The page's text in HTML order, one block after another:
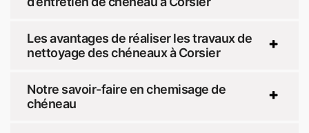
Les avantages de réaliser les travaux de
nettoyage des chéneaux à Corsier
Notre savoir-faire en chemisage de
chéneau